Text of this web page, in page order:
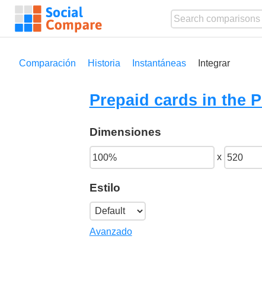
Comparación Historia Instantáneas Integrar
Prepaid cards in the
Dimensiones
x
Estilo
Avanzado